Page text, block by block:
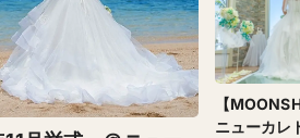
【
ニューカ